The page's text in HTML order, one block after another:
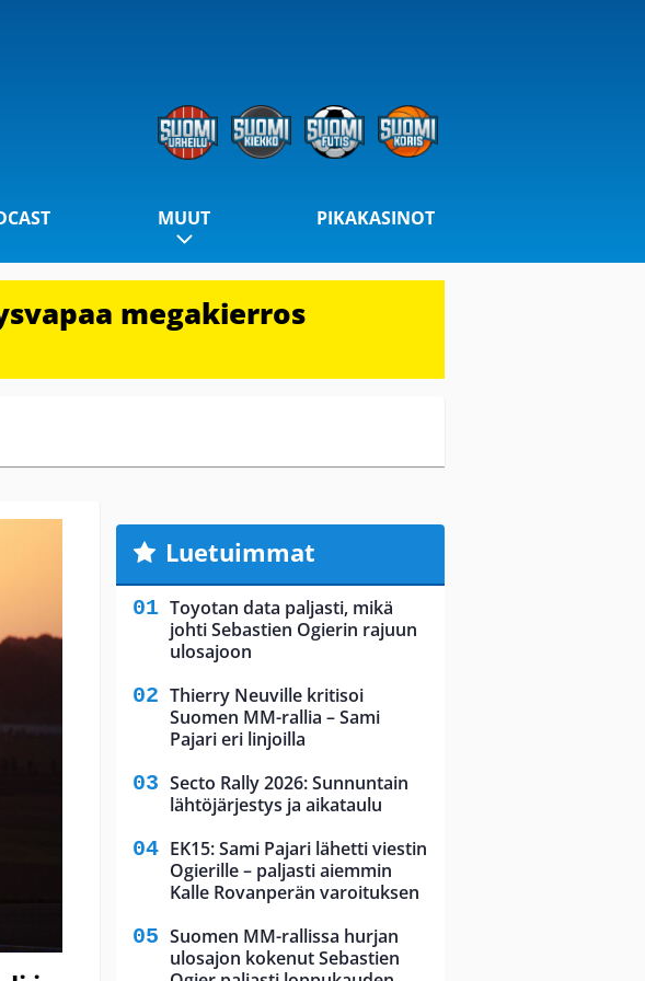
MUUT PIKAKASINOT
megakierros
Luetuimmat
Toyotan data paljasti, mikä
johti Sebastien Ogierin rajuun
ulosajoon
Thierry Neuville kritisoi
Suomen MM-rallia – Sami
Pajari eri linjoilla
Secto Rally 2026: Sunnuntain
lähtöjärjestys ja aikataulu
EK15: Sami Pajari lähetti viestin
Ogierille – paljasti aiemmin
Kalle Rovanperän varoituksen
Suomen MM-rallissa hurjan
ulosajon kokenut Sebastien